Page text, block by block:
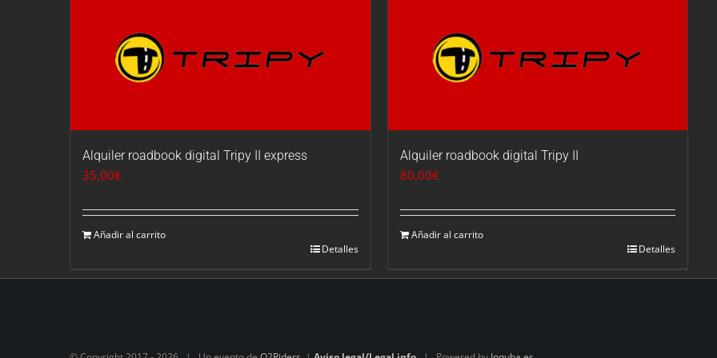
Alquiler roadbook digital Tripy II express
35,00€
Añadir al carrito
Detalles
Alquiler roadbook digital Tripy II
80,00€
Añadir al carrito
Detalles